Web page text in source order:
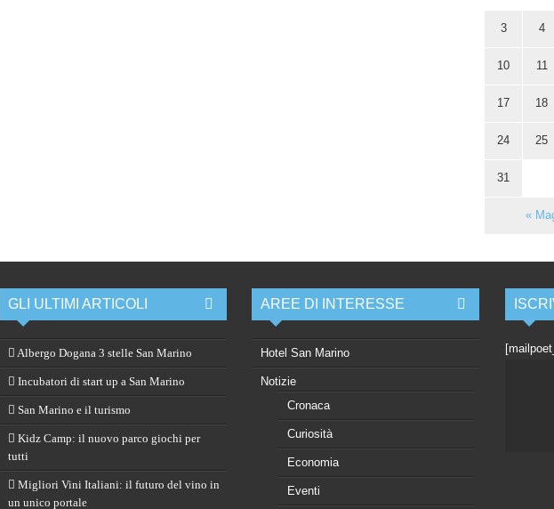
«
3 4
10 11
17 18
24 25
31
GLI ULTIMI ARTICOLI
Albergo Dogana 3 stelle San Marino
Incubatori di start up a San Marino
San Marino e il turismo
Kidz Camp: il nuovo parco giochi per
tutti
Migliori Vini Italiani: il futuro del vino in
un unico portale
AREE DI INTERESSE
Hotel San Marino
Notizie
Cronaca
Curiosità
Economia
Eventi